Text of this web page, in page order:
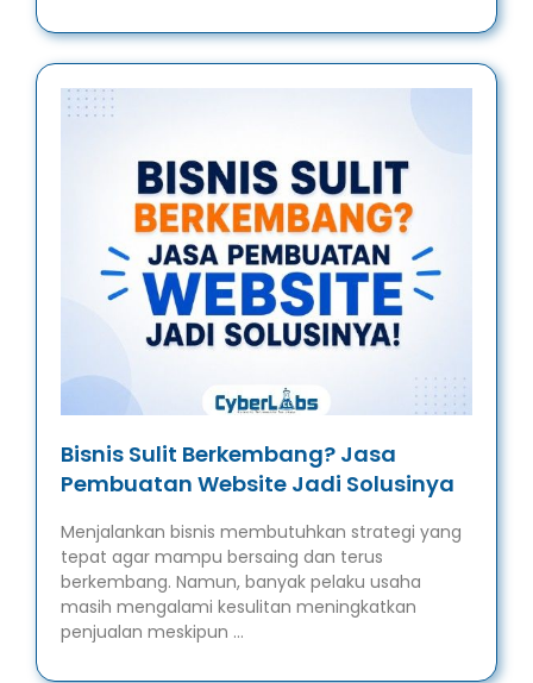
Bisnis Sulit Berkembang? Jasa
Pembuatan Website Jadi Solusinya
Menjalankan bisnis membutuhkan strategi yang
tepat agar mampu bersaing dan terus
berkembang. Namun, banyak pelaku usaha
masih mengalami kesulitan meningkatkan
penjualan meskipun …